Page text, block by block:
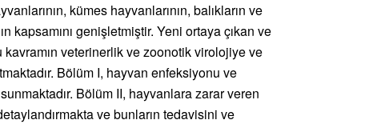
kümes hayvanlarının, balıkların ve
kapsamını genişletmiştir. Yeni ortaya çıkan ve
kavramın veterinerlik ve zoonotik virolojiye ve
Bölüm I, hayvan enfeksiyonu ve
Bölüm II, hayvanlara zarar veren
ve bunların tedavisini ve